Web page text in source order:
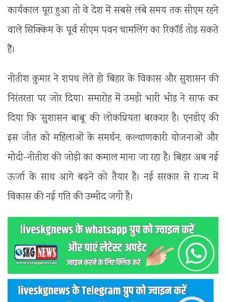
कार्यकाल पूरा हुआ तो वे देश में सबसे लंबे समय तक सीएम रहने
वाले सिक्किम के पूर्व सीएम पवन चामलिंग का रिकॉर्ड तोड़ सकते
हैं।
नीतीश कुमार ने शपथ लेते ही बिहार के विकास और सुशासन की
निरंतरता पर जोर दिया। समारोह में उमड़ी भारी भीड़ ने साफ कर
दिया कि ‘सुशासन बाबू’ की लोकप्रियता बरकरार है। एनडीए की
इस जीत को महिलाओं के समर्थन, कल्याणकारी योजनाओं और
मोदी-नीतीश की जोड़ी का कमाल माना जा रहा है। बिहार अब नई
ऊर्जा के साथ आगे बढ़ने को तैयार है। नई सरकार से राज्य में
विकास की नई गति की उम्मीद जगी है।